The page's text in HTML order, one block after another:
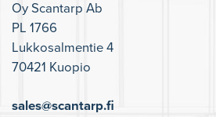
Oy Scantarp Ab
PL 1766
Lukkosalmentie 4
70421 Kuopio
sales@scantarp.fi